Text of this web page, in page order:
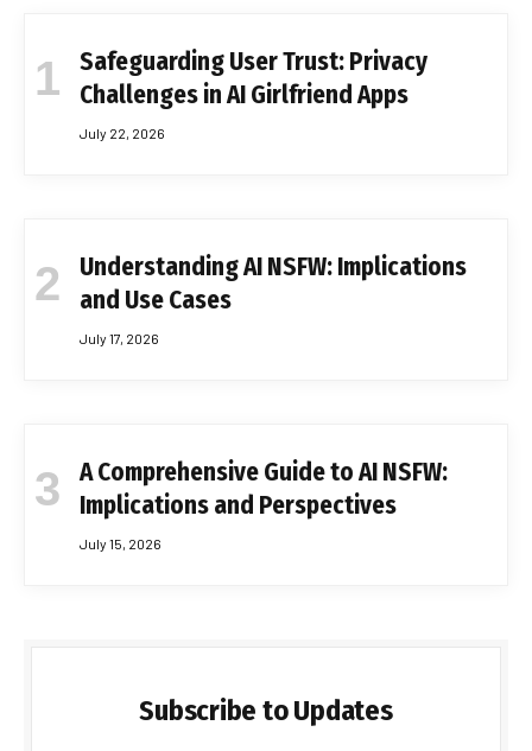
Safeguarding User Trust: Privacy
Challenges in AI Girlfriend Apps
July 22, 2026
Understanding AI NSFW: Implications
and Use Cases
July 17, 2026
A Comprehensive Guide to AI NSFW:
Implications and Perspectives
July 15, 2026
Subscribe to Updates